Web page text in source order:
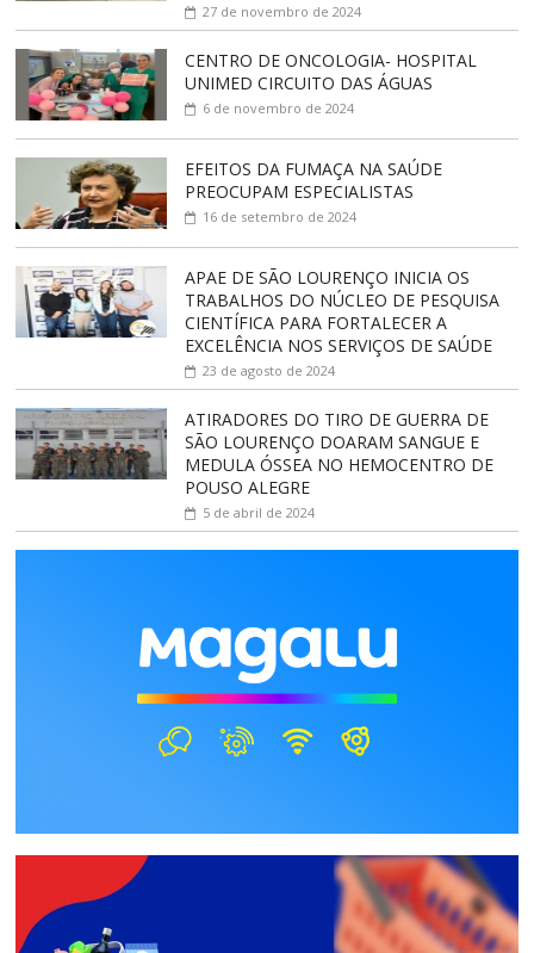
27 de novembro de 2024
CENTRO DE ONCOLOGIA- HOSPITAL
UNIMED CIRCUITO DAS ÁGUAS
6 de novembro de 2024
EFEITOS DA FUMAÇA NA SAÚDE
PREOCUPAM ESPECIALISTAS
16 de setembro de 2024
APAE DE SÃO LOURENÇO INICIA OS
TRABALHOS DO NÚCLEO DE PESQUISA
CIENTÍFICA PARA FORTALECER A
EXCELÊNCIA NOS SERVIÇOS DE SAÚDE
23 de agosto de 2024
ATIRADORES DO TIRO DE GUERRA DE
SÃO LOURENÇO DOARAM SANGUE E
MEDULA ÓSSEA NO HEMOCENTRO DE
POUSO ALEGRE
5 de abril de 2024